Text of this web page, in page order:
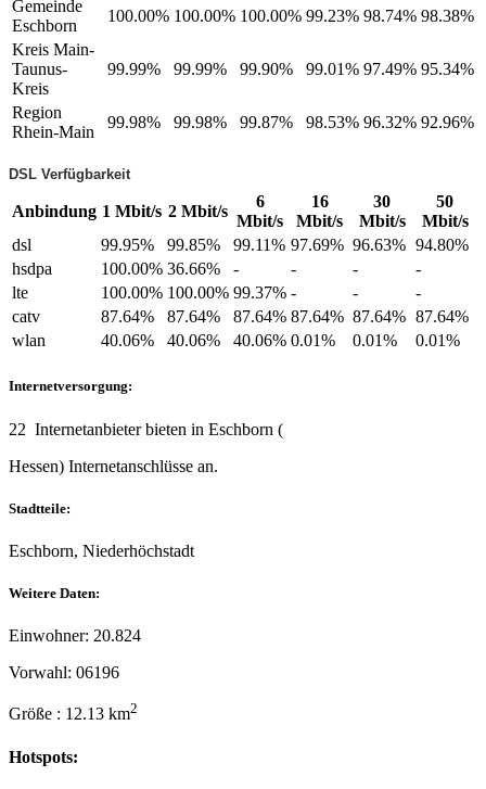
Gemeinde
Eschborn
100.00% 100.00% 100.00% 99.23% 98.74% 98.38%
Kreis Main-
Taunus-
Kreis
99.99% 99.99% 99.90% 99.01% 97.49% 95.34%
Region
Rhein-Main
99.98% 99.98% 99.87% 98.53% 96.32% 92.96%
DSL Verfügbarkeit
Anbindung 1 Mbit/s 2 Mbit/s
6
Mbit/s
16
Mbit/s
30
Mbit/s
50
Mbit/s
dsl
99.95% 99.85% 99.11% 97.69% 96.63% 94.80%
hsdpa
100.00% 36.66% - - -
-
lte
100.00% 100.00% 99.37% - -
-
catv
87.64% 87.64% 87.64% 87.64% 87.64% 87.64%
wlan
40.06% 40.06% 40.06% 0.01% 0.01% 0.01%
Internetversorgung:
22 Internetanbieter bieten in Eschborn (
Hessen) Internetanschlüsse an.
Stadtteile:
Eschborn, Niederhöchstadt
Weitere Daten:
Einwohner: 20.824
Vorwahl: 06196
Größe : 12.13 km2
Hotspots: